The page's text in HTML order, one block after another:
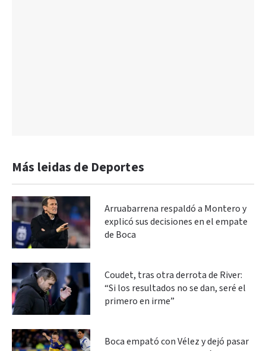
Más leidas de Deportes
Arruabarrena respaldó a Montero y
explicó sus decisiones en el empate
de Boca
Coudet, tras otra derrota de River:
“Si los resultados no se dan, seré el
primero en irme”
Boca empató con Vélez y dejó pasar